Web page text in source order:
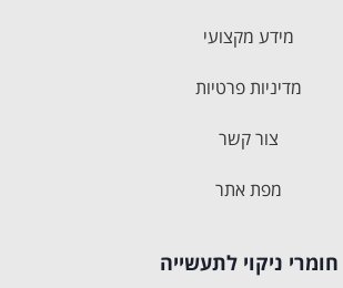
מידע מקצועי
מדיניות פרטיות
צור קשר
מפת אתר
חומרי ניקוי לתעשייה